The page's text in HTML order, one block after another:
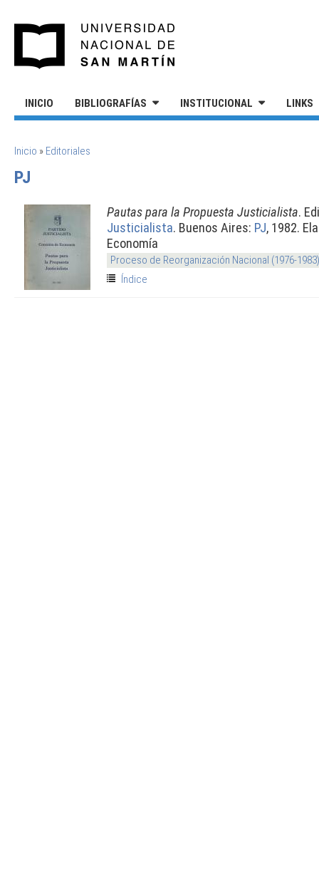
INICIO BIBLIOGRAFÍAS INSTITUCIONAL LINKS
SE ENCUENTRA USTED AQUÍ
Inicio » Editoriales
PJ
Pautas para la Propuesta Justicialista.
Justicialista. Buenos Aires: PJ, 1982.
Economía
Proceso de Reorganización Nacional (1976-1983)
Índice